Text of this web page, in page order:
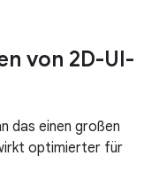
von 2D-UI-
das einen großen
optimierter für